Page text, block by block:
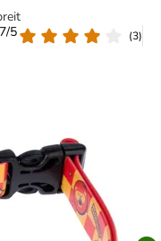
5
(3)